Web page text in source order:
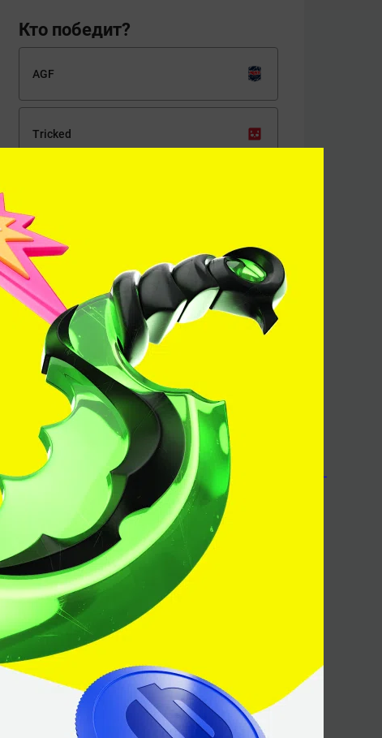
Кто победит?
AGF
Tricked